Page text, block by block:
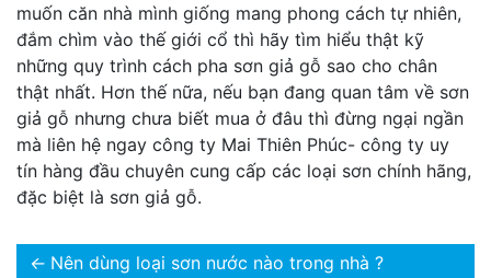
muốn căn nhà mình giống mang phong cách tự nhiên,
đắm chìm vào thế giới cổ thì hãy tìm hiểu thật kỹ
những quy trình cách pha sơn giả gỗ sao cho chân
thật nhất. Hơn thế nữa, nếu bạn đang quan tâm về sơn
giả gỗ nhưng chưa biết mua ở đâu thì đừng ngại ngần
mà liên hệ ngay công ty Mai Thiên Phúc- công ty uy
tín hàng đầu chuyên cung cấp các loại sơn chính hãng,
đặc biệt là sơn giả gỗ.
← Nên dùng loại sơn nước nào trong nhà ?